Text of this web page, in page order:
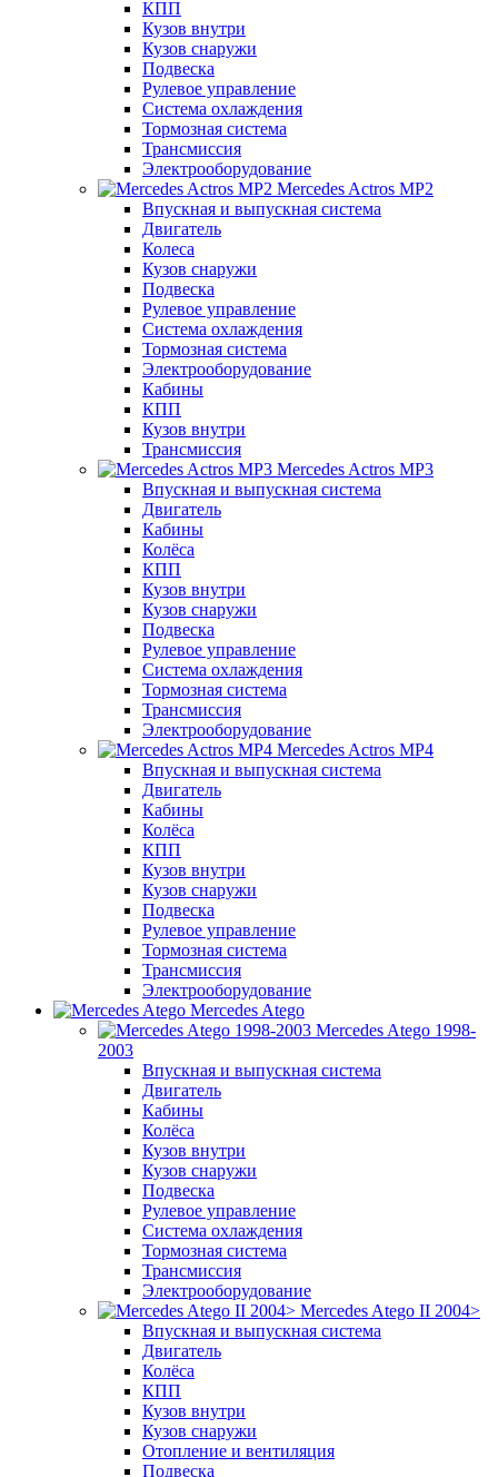
КПП
Кузов внутри
Кузов снаружи
Подвеска
Рулевое управление
Система охлаждения
Тормозная система
Трансмиссия
Электрооборудование
Mercedes Actros MP2
Впускная и выпускная система
Двигатель
Колеса
Кузов снаружи
Подвеска
Рулевое управление
Система охлаждения
Тормозная система
Электрооборудование
Кабины
КПП
Кузов внутри
Трансмиссия
Mercedes Actros MP3
Впускная и выпускная система
Двигатель
Кабины
Колёса
КПП
Кузов внутри
Кузов снаружи
Подвеска
Рулевое управление
Система охлаждения
Тормозная система
Трансмиссия
Электрооборудование
Mercedes Actros MP4
Впускная и выпускная система
Двигатель
Кабины
Колёса
КПП
Кузов внутри
Кузов снаружи
Подвеска
Рулевое управление
Тормозная система
Трансмиссия
Электрооборудование
Mercedes Atego
Mercedes Atego 1998-
2003
Впускная и выпускная система
Двигатель
Кабины
Колёса
Кузов внутри
Кузов снаружи
Подвеска
Рулевое управление
Система охлаждения
Тормозная система
Трансмиссия
Электрооборудование
Mercedes Atego II 2004>
Впускная и выпускная система
Двигатель
Колёса
КПП
Кузов внутри
Кузов снаружи
Отопление и вентиляция
Подвеска